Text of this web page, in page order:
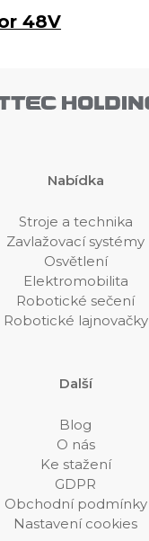
48V
Nabídka
Stroje a technika
Zavlažovací systémy
Osvětlení
Elektromobilita
Robotické sečení
Robotické lajnovačky
Další
Blog
O nás
Ke stažení
GDPR
Obchodní podmínky
Nastavení cookies